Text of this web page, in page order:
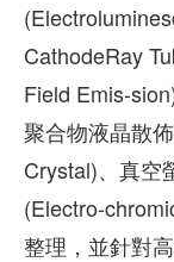
CathodeRay
Field Emis-
聚合物液晶散
Crystal)、真空
(Electro-
整理，並針對